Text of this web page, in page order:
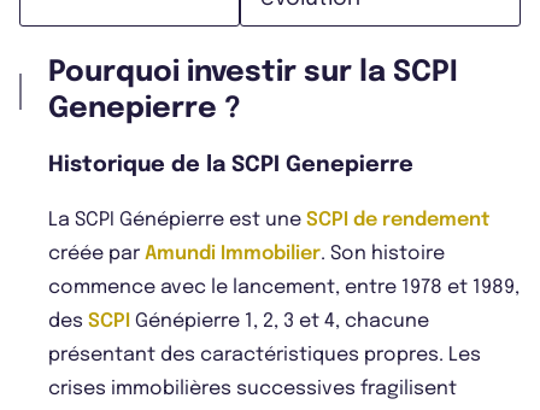
Pourquoi investir sur la SCPI
Genepierre ?
Historique de la SCPI Genepierre
La SCPI Génépierre est une SCPI de rendement
créée par Amundi Immobilier. Son histoire
commence avec le lancement, entre 1978 et 1989,
des SCPI Génépierre 1, 2, 3 et 4, chacune
présentant des caractéristiques propres. Les
crises immobilières successives fragilisent